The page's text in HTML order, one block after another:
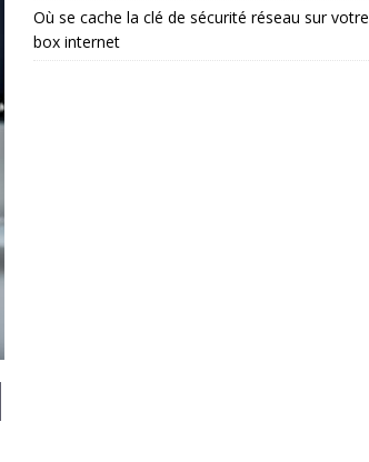
Où se cache la clé de sécurité réseau sur votre
box internet